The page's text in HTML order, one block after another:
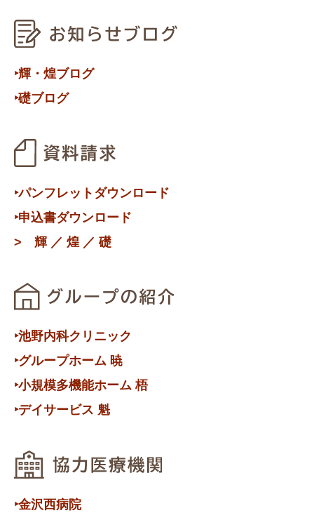
‣輝・煌ブログ
‣礎ブログ
‣パンフレットダウンロード
‣申込書ダウンロード
> 輝 ／ 煌 ／ 礎
‣池野内科クリニック
‣グループホーム 暁
‣小規模多機能ホーム 梧
‣デイサービス 魁
‣金沢西病院